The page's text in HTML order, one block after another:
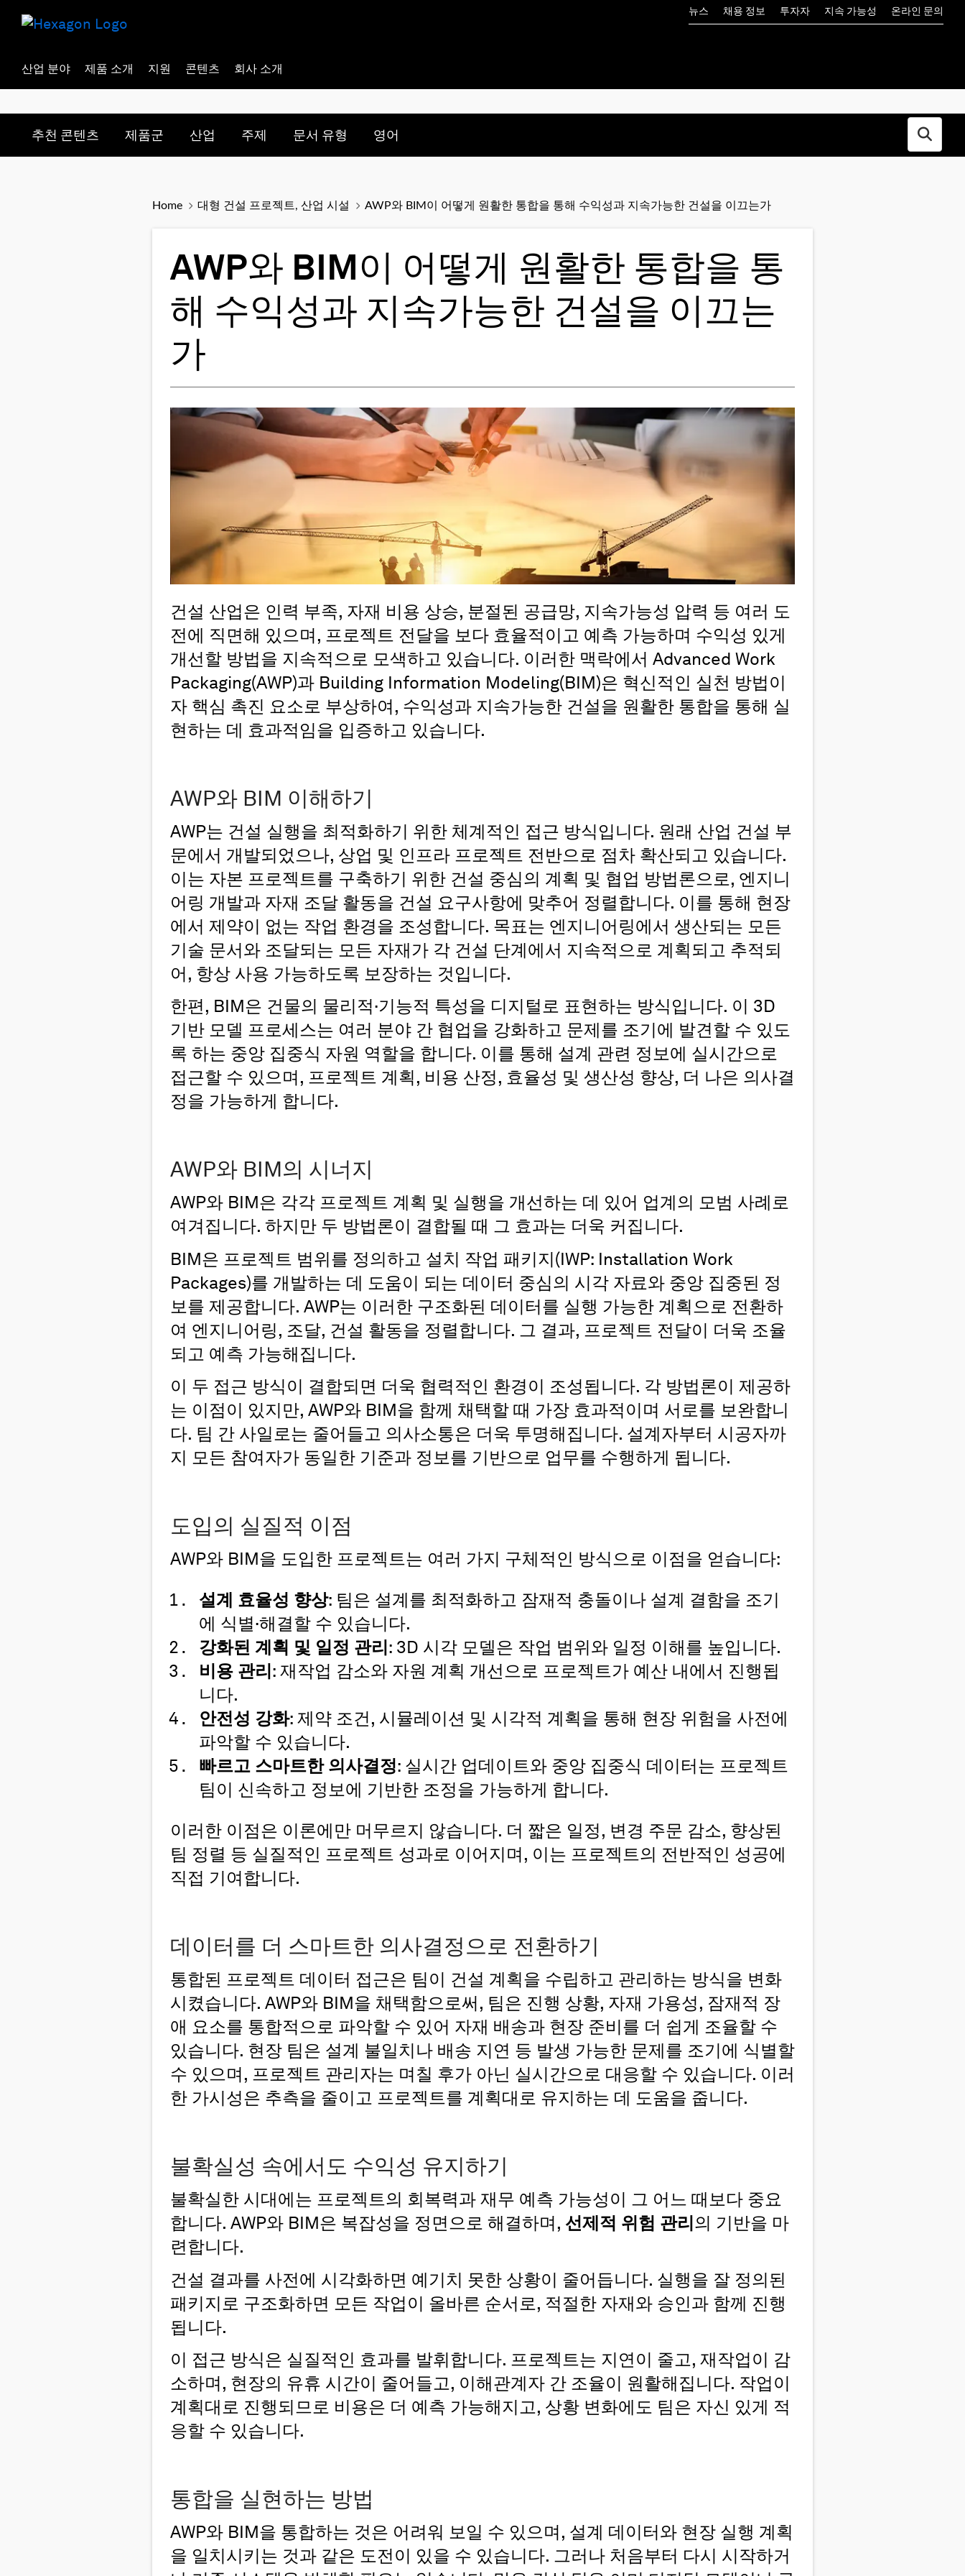
뉴스 채용 정보 투자자 지속 가능성 온라인 문의
산업 분야 제품 소개 지원 콘텐츠 회사 소개
추천 콘텐츠 제품군 산업 주제 문서 유형 영어
Open
Home 대형 건설 프로젝트, 산업 시설 AWP와 BIM이 어떻게 원활한 통합을 통해 수익성과 지속가능한 건설을 이끄는가
AWP와 BIM이 어떻게 원활한 통합을 통
해 수익성과 지속가능한 건설을 이끄는
가
건설 산업은 인력 부족, 자재 비용 상승, 분절된 공급망, 지속가능성 압력 등 여러 도
전에 직면해 있으며, 프로젝트 전달을 보다 효율적이고 예측 가능하며 수익성 있게
개선할 방법을 지속적으로 모색하고 있습니다. 이러한 맥락에서 Advanced Work
Packaging(AWP)과 Building Information Modeling(BIM)은 혁신적인 실천 방법이
자 핵심 촉진 요소로 부상하여, 수익성과 지속가능한 건설을 원활한 통합을 통해 실
현하는 데 효과적임을 입증하고 있습니다.
AWP와 BIM 이해하기
AWP는 건설 실행을 최적화하기 위한 체계적인 접근 방식입니다. 원래 산업 건설 부
문에서 개발되었으나, 상업 및 인프라 프로젝트 전반으로 점차 확산되고 있습니다.
이는 자본 프로젝트를 구축하기 위한 건설 중심의 계획 및 협업 방법론으로, 엔지니
어링 개발과 자재 조달 활동을 건설 요구사항에 맞추어 정렬합니다. 이를 통해 현장
에서 제약이 없는 작업 환경을 조성합니다. 목표는 엔지니어링에서 생산되는 모든
기술 문서와 조달되는 모든 자재가 각 건설 단계에서 지속적으로 계획되고 추적되
어, 항상 사용 가능하도록 보장하는 것입니다.
한편, BIM은 건물의 물리적·기능적 특성을 디지털로 표현하는 방식입니다. 이 3D
기반 모델 프로세스는 여러 분야 간 협업을 강화하고 문제를 조기에 발견할 수 있도
록 하는 중앙 집중식 자원 역할을 합니다. 이를 통해 설계 관련 정보에 실시간으로
접근할 수 있으며, 프로젝트 계획, 비용 산정, 효율성 및 생산성 향상, 더 나은 의사결
정을 가능하게 합니다.
AWP와 BIM의 시너지
AWP와 BIM은 각각 프로젝트 계획 및 실행을 개선하는 데 있어 업계의 모범 사례로
여겨집니다. 하지만 두 방법론이 결합될 때 그 효과는 더욱 커집니다.
BIM은 프로젝트 범위를 정의하고 설치 작업 패키지(IWP: Installation Work
Packages)를 개발하는 데 도움이 되는 데이터 중심의 시각 자료와 중앙 집중된 정
보를 제공합니다. AWP는 이러한 구조화된 데이터를 실행 가능한 계획으로 전환하
여 엔지니어링, 조달, 건설 활동을 정렬합니다. 그 결과, 프로젝트 전달이 더욱 조율
되고 예측 가능해집니다.
이 두 접근 방식이 결합되면 더욱 협력적인 환경이 조성됩니다. 각 방법론이 제공하
는 이점이 있지만, AWP와 BIM을 함께 채택할 때 가장 효과적이며 서로를 보완합니
다. 팀 간 사일로는 줄어들고 의사소통은 더욱 투명해집니다. 설계자부터 시공자까
지 모든 참여자가 동일한 기준과 정보를 기반으로 업무를 수행하게 됩니다.
도입의 실질적 이점
AWP와 BIM을 도입한 프로젝트는 여러 가지 구체적인 방식으로 이점을 얻습니다:
설계 효율성 향상: 팀은 설계를 최적화하고 잠재적 충돌이나 설계 결함을 조기
에 식별·해결할 수 있습니다.
강화된 계획 및 일정 관리 : 3D 시각 모델은 작업 범위와 일정 이해를 높입니다.
비용 관리 : 재작업 감소와 자원 계획 개선으로 프로젝트가 예산 내에서 진행됩
니다.
안전성 강화: 제약 조건, 시뮬레이션 및 시각적 계획을 통해 현장 위험을 사전에
파악할 수 있습니다.
빠르고 스마트한 의사결정: 실시간 업데이트와 중앙 집중식 데이터는 프로젝트
팀이 신속하고 정보에 기반한 조정을 가능하게 합니다.
이러한 이점은 이론에만 머무르지 않습니다. 더 짧은 일정, 변경 주문 감소, 향상된
팀 정렬 등 실질적인 프로젝트 성과로 이어지며, 이는 프로젝트의 전반적인 성공에
직접 기여합니다.
데이터를 더 스마트한 의사결정으로 전환하기
통합된 프로젝트 데이터 접근은 팀이 건설 계획을 수립하고 관리하는 방식을 변화
시켰습니다. AWP와 BIM을 채택함으로써, 팀은 진행 상황, 자재 가용성, 잠재적 장
애 요소를 통합적으로 파악할 수 있어 자재 배송과 현장 준비를 더 쉽게 조율할 수
있습니다. 현장 팀은 설계 불일치나 배송 지연 등 발생 가능한 문제를 조기에 식별할
수 있으며, 프로젝트 관리자는 며칠 후가 아닌 실시간으로 대응할 수 있습니다. 이러
한 가시성은 추측을 줄이고 프로젝트를 계획대로 유지하는 데 도움을 줍니다.
불확실성 속에서도 수익성 유지하기
불확실한 시대에는 프로젝트의 회복력과 재무 예측 가능성이 그 어느 때보다 중요
합니다. AWP와 BIM은 복잡성을 정면으로 해결하며, 선제적 위험 관리 의 기반을 마
련합니다.
건설 결과를 사전에 시각화하면 예기치 못한 상황이 줄어듭니다. 실행을 잘 정의된
패키지로 구조화하면 모든 작업이 올바른 순서로, 적절한 자재와 승인과 함께 진행
됩니다.
이 접근 방식은 실질적인 효과를 발휘합니다. 프로젝트는 지연이 줄고, 재작업이 감
소하며, 현장의 유휴 시간이 줄어들고, 이해관계자 간 조율이 원활해집니다. 작업이
계획대로 진행되므로 비용은 더 예측 가능해지고, 상황 변화에도 팀은 자신 있게 적
응할 수 있습니다.
통합을 실현하는 방법
AWP와 BIM을 통합하는 것은 어려워 보일 수 있으며, 설계 데이터와 현장 실행 계획
을 일치시키는 것과 같은 도전이 있을 수 있습니다. 그러나 처음부터 다시 시작하거